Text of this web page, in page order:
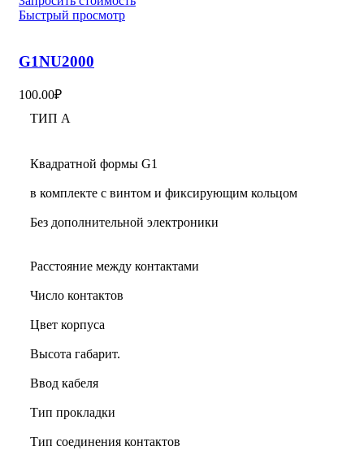
Быстрый просмотр
G1NU2000
100.00₽
ТИП А
Квадратной формы G1
в комплекте с винтом и фиксирующим кольцом
Без дополнительной электроники
Расстояние между контактами
Число контактов
Цвет корпуса
Высота габарит.
Ввод кабеля
Тип прокладки
Тип соединения контактов